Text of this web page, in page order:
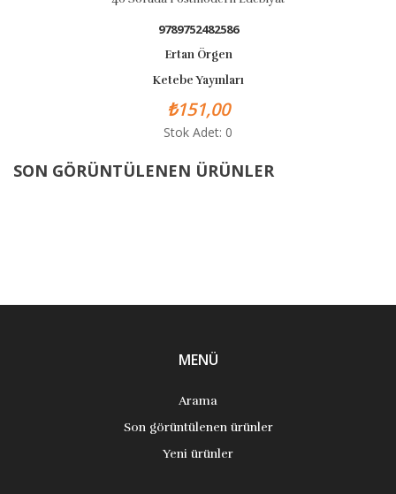
9789752482586
Ertan Örgen
Ketebe Yayınları
₺151,00
Stok Adet: 0
SON GÖRÜNTÜLENEN ÜRÜNLER
MENÜ
Arama
Son görüntülenen ürünler
Yeni ürünler